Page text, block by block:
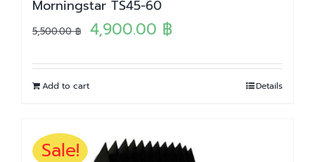
Morningstar TS45-60
5,500.00฿
Original
was:
4,900.00 ฿Current
Add to cart Details
Sale!